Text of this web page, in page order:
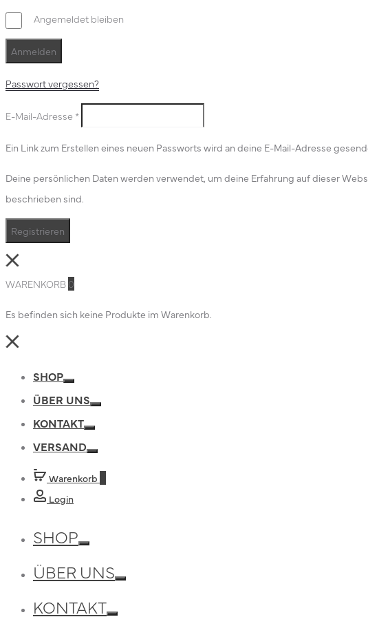
Angemeldet bleiben
Anmelden
Passwort vergessen?
E-Mail-Adresse *
Ein Link zum Erstellen eines neuen Passworts wird an deine E-Mail-Adresse
Deine persönlichen Daten werden verwendet, um deine Erfahrung auf dieser
beschrieben sind.
Registrieren
Close
WARENKORB 0
Es befinden sich keine Produkte im Warenkorb.
Close
SHOP
ÜBER UNS
KONTAKT
VERSAND
Warenkorb
Login
SHOP
ÜBER UNS
KONTAKT